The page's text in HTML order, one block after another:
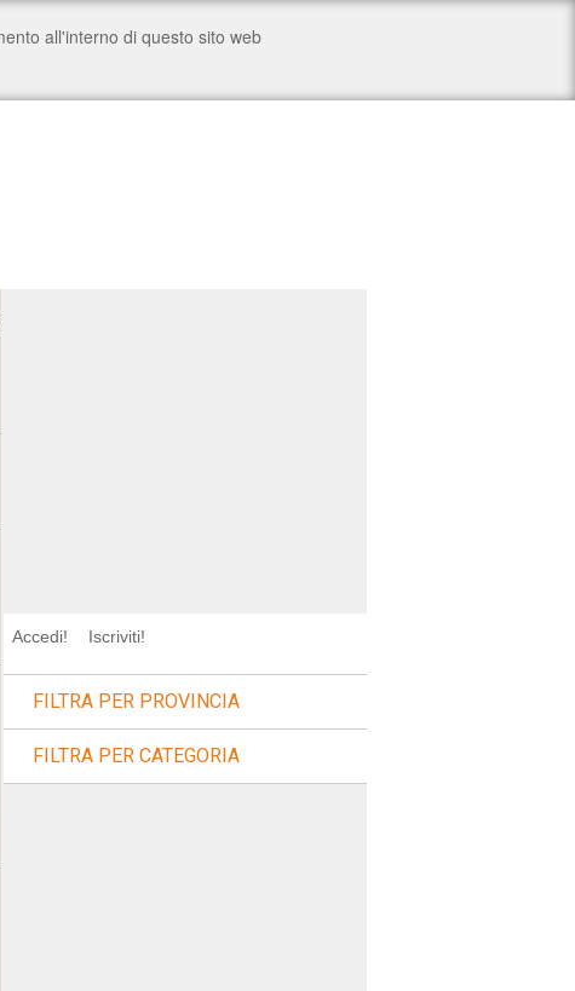
Accedi! Iscriviti!
FILTRA PER PROVINCIA
FILTRA PER CATEGORIA